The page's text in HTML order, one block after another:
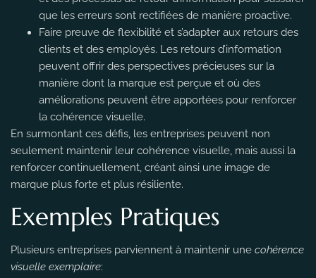
que les erreurs sont rectifiées de manière proactive.
Faire preuve de flexibilité et s’adapter aux retours des
clients et des employés. Les retours d’information
peuvent offrir des perspectives précieuses sur la
manière dont la marque est perçue et où des
améliorations peuvent être apportées pour renforcer
la cohérence visuelle.
En surmontant ces défis, les entreprises peuvent non
seulement maintenir leur cohérence visuelle, mais aussi la
renforcer continuellement, créant ainsi une image de
marque plus forte et plus résiliente.
Exemples Pratiques
Plusieurs entreprises parviennent à maintenir une cohérence
visuelle exemplaire: